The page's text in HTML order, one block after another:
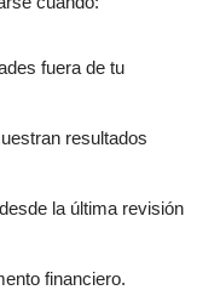
fuera de tu
resultados
la última revisión
financiero.